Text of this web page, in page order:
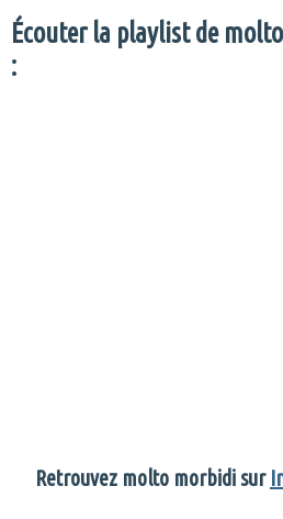
Écouter la playlist de
:
Retrouvez molto morbidi sur